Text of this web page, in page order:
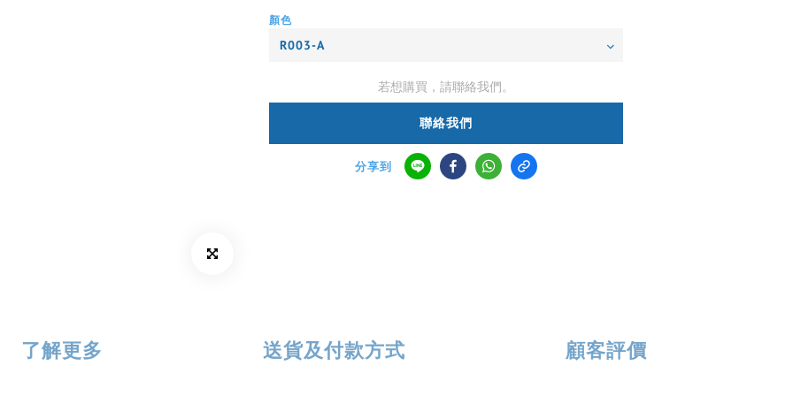
顏色
若想購買，請聯絡我們。
聯絡我們
分享到
了解更多 送貨及付款方式 顧客評價